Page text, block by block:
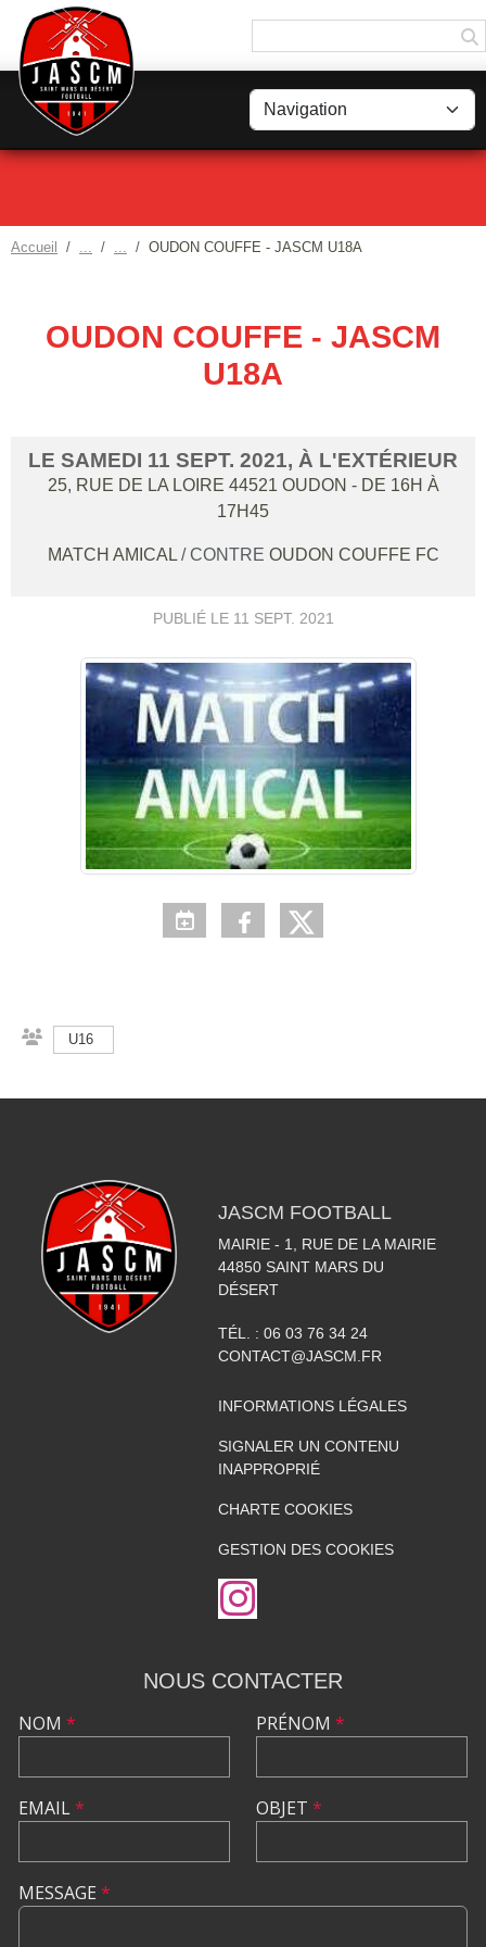
Accueil OUDON COUFFE - JASCM U18A
OUDON COUFFE - JASCM
U18A
LE SAMEDI 11 SEPT. 2021, À L'EXTÉRIEUR
25, RUE DE LA LOIRE 44521 OUDON - DE 16H À
17H45
MATCH AMICAL / CONTRE OUDON COUFFE FC
PUBLIÉ LE 11 SEPT. 2021
U16
JASCM FOOTBALL
MAIRIE - 1, RUE DE LA MAIRIE
44850 SAINT MARS DU
DÉSERT
TÉL. : 06 03 76 34 24
CONTACT@JASCM.FR
INFORMATIONS LÉGALES
SIGNALER UN CONTENU
INAPPROPRIÉ
CHARTE COOKIES
GESTION DES COOKIES
NOUS CONTACTER
NOM *
EMAIL*
PRÉNOM *
OBJET *
MESSAGE *
Panneau de gestion des cookies